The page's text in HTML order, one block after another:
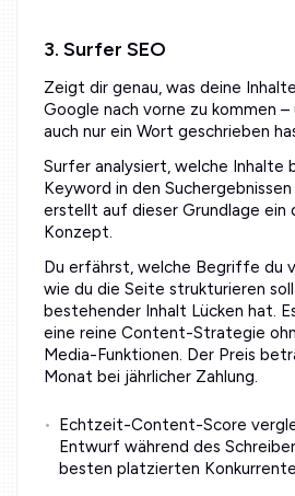
3. Surfer SEO
Zeigt dir genau, was deine
Google nach vorne zu kommen –
auch nur ein Wort geschrieben
Surfer analysiert, welche Inhalte
Keyword in den
erstellt auf dieser Grundlage ein
Konzept.
Du erfährst, welche Begriffe du
wie du die Seite strukturieren
bestehender Inhalt Lücken hat.
eine reine Content-Strategie
Media-Funktionen. Der Preis
Monat bei jährlicher Zahlung.
Echtzeit-Content-Score
Entwurf während des
besten platzierten